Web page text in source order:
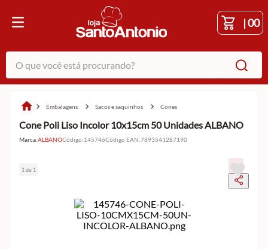
|00
O que você está procurando?
embalagens sacos e saquinhos cones
Cone Poli Liso Incolor 10x15cm 50 Unidades ALBANO
Marca:ALBANOCódigo:145746Código EAN:7893541287190
1 de 1